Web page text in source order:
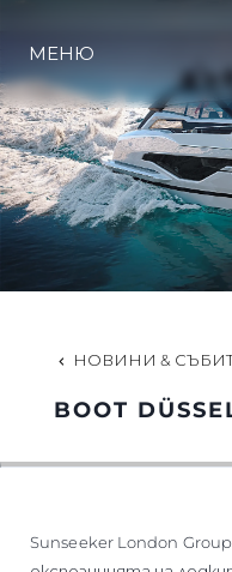
МЕНЮ
НОВИНИ &
BOOT
Sunseeker London